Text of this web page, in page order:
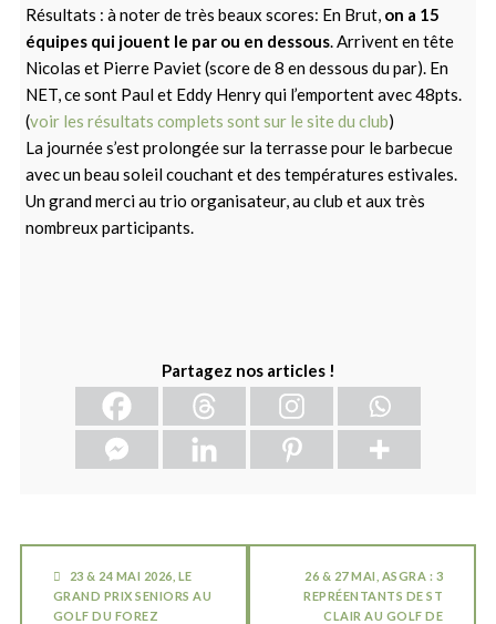
Résultats : à noter de très beaux scores: En Brut, on a 15
équipes qui jouent le par ou en dessous. Arrivent en tête
Nicolas et Pierre Paviet (score de 8 en dessous du par). En
NET, ce sont Paul et Eddy Henry qui l’emportent avec 48pts.
(voir les résultats complets sont sur le site du club)
La journée s’est prolongée sur la terrasse pour le barbecue
avec un beau soleil couchant et des températures estivales.
Un grand merci au trio organisateur, au club et aux très
nombreux participants.
Partagez nos articles !
23 & 24 MAI 2026, LE
GRAND PRIX SENIORS AU
GOLF DU FOREZ
26 & 27 MAI, ASGRA : 3
REPRÉENTANTS DE ST
CLAIR AU GOLF DE